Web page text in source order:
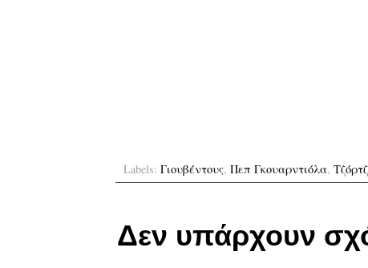
Labels: Γιουβέντους, Πεπ Γκουαρντιόλα,
Δεν υπάρχουν